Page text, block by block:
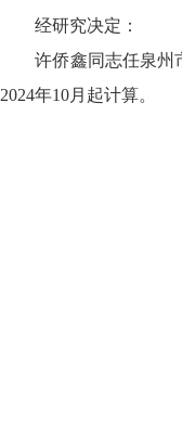
经研究决定：
许侨鑫同志任泉州市
2024年10月起计算。